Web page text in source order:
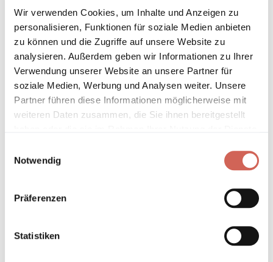
Wir verwenden Cookies, um Inhalte und Anzeigen zu
personalisieren, Funktionen für soziale Medien anbieten
zu können und die Zugriffe auf unsere Website zu
analysieren. Außerdem geben wir Informationen zu Ihrer
Verwendung unserer Website an unsere Partner für
soziale Medien, Werbung und Analysen weiter. Unsere
Partner führen diese Informationen möglicherweise mit
weiteren Daten zusammen, die Sie ihnen bereitgestellt
Notwendig
Präferenzen
Statistiken
* Gilt für Lieferungen innerhalb Deutschlands, Lieferzeiten für andere
Länder entnehmen Sie bitte unserenVersandinformationen
Technische Details und Hinweise
Hinweis zur Grundierung
Umweltverträglichkeit
Technische Daten
Hinweis zur Farbtongenauigkeit